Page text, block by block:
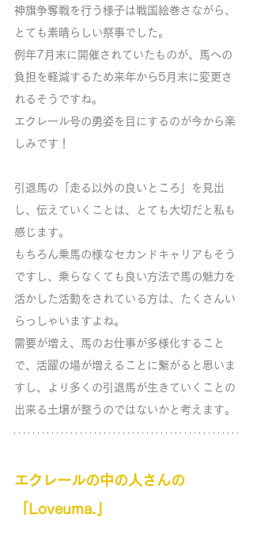
神旗争奪戦を行う様子は戦国絵巻さながら、
とても素晴らしい祭事でした。
例年7月末に開催されていたものが、馬への
負担を軽減するため来年から5月末に変更さ
れるそうですね。
エクレール号の勇姿を目にするのが今から楽
しみです！
引退馬の「走る以外の良いところ」を見出
し、伝えていくことは、とても大切だと私も
感じます。
もちろん乗馬の様なセカンドキャリアもそう
ですし、乗らなくても良い方法で馬の魅力を
活かした活動をされている方は、たくさんい
らっしゃいますよね。
需要が増え、馬のお仕事が多様化すること
で、活躍の場が増えることに繋がると思いま
すし、より多くの引退馬が生きていくことの
出来る土壌が整うのではないかと考えます。
エクレールの中の人さんの
「Loveuma.」